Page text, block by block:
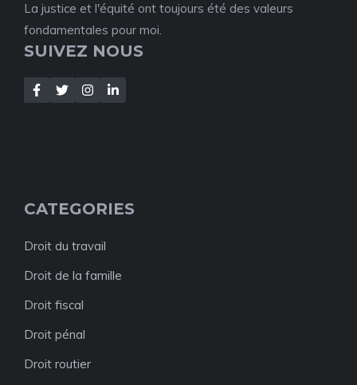
La justice et l'équité ont toujours été des valeurs
fondamentales pour moi.
SUIVEZ NOUS
CATEGORIES
Droit du travail
Droit de la famille
Droit fiscal
Droit pénal
Droit routier